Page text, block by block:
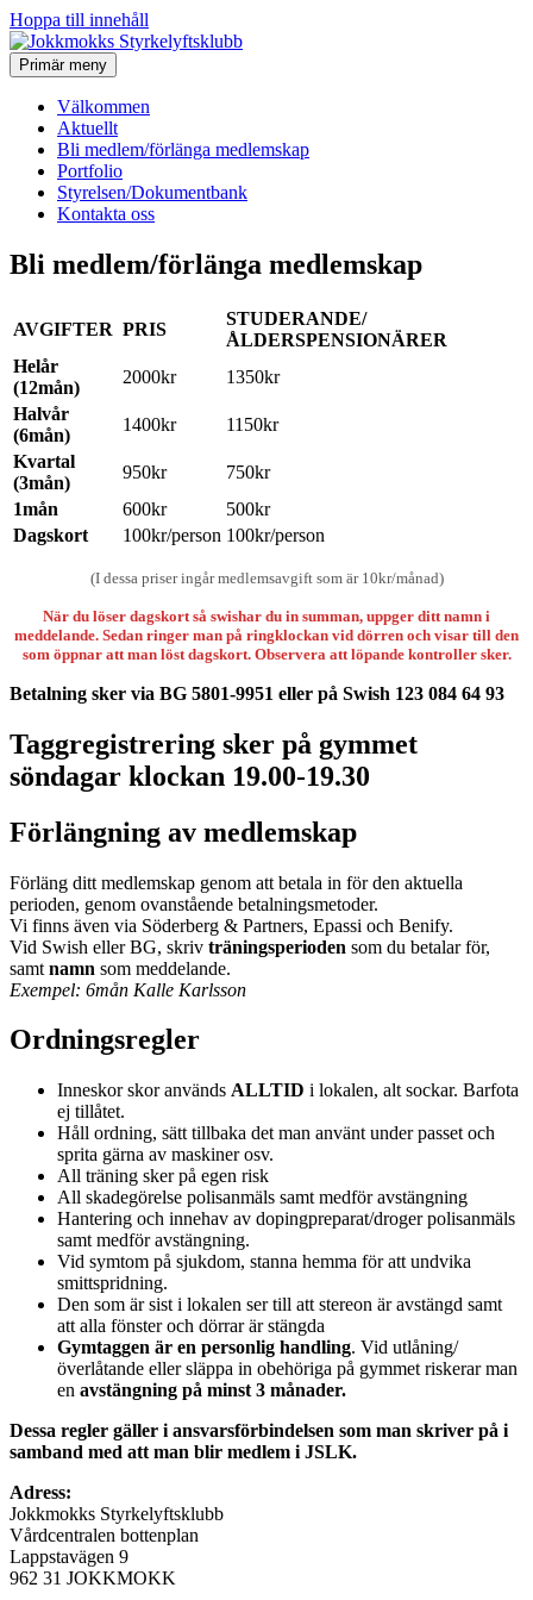
Hoppa till innehåll
Jokkmokks Styrkelyftsklubb
Välkommen till Jokkmokks Styrkelyftsklubb-Stället för friskvårds
och gymaktiviteter
Primär meny
Välkommen
Aktuellt
Bli medlem/förlänga medlemskap
Portfolio
Styrelsen/Dokumentbank
Kontakta oss
Bli medlem/förlänga medlemskap
AVGIFTER PRIS
STUDERANDE/
ÅLDERSPENSIONÄRER
Helår
(12mån)
2000kr
1350kr
Halvår
(6mån)
1400kr
1150kr
Kvartal
(3mån)
950kr
750kr
1mån
600kr
500kr
Dagskort
100kr/person 100kr/person
(I dessa priser ingår medlemsavgift som är 10kr/månad)
När du löser dagskort så swishar du in summan, uppger ditt namn i
meddelande. Sedan ringer man på ringklockan vid dörren och visar till den
som öppnar att man löst dagskort. Observera att löpande kontroller sker.
Betalning sker via BG 5801-9951 eller på Swish 123 084 64 93
Taggregistrering sker på gymmet
söndagar klockan 19.00-19.30
Förlängning av medlemskap
Förläng ditt medlemskap genom att betala in för den aktuella
perioden, genom ovanstående betalningsmetoder.
Vi finns även via Söderberg & Partners, Epassi och Benify.
Vid Swish eller BG, skriv träningsperioden som du betalar för,
samt namn som meddelande.
Exempel: 6mån Kalle Karlsson
Ordningsregler
Inneskor skor används ALLTID i lokalen, alt sockar. Barfota
ej tillåtet.
Håll ordning, sätt tillbaka det man använt under passet och
sprita gärna av maskiner osv.
All träning sker på egen risk
All skadegörelse polisanmäls samt medför avstängning
Hantering och innehav av dopingpreparat/droger polisanmäls
samt medför avstängning.
Vid symtom på sjukdom, stanna hemma för att undvika
smittspridning.
Den som är sist i lokalen ser till att stereon är avstängd samt
att alla fönster och dörrar är stängda
Gymtaggen är en personlig handling. Vid utlåning/
överlåtande eller släppa in obehöriga på gymmet riskerar man
en avstängning på minst 3 månader.
Dessa regler gäller i ansvarsförbindelsen som man skriver på i
samband med att man blir medlem i JSLK.
Adress:
Jokkmokks Styrkelyftsklubb
Vårdcentralen bottenplan
Lappstavägen 9
962 31 JOKKMOKK